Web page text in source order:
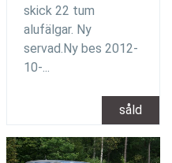
skick 22 tum
alufälgar. Ny
servad.Ny bes 2012-
10-...
såld